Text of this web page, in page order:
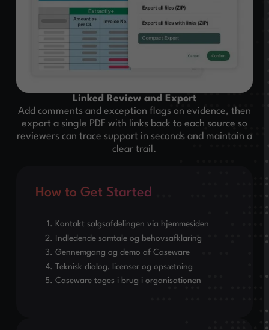
Linked Review and Export
Add comments and exception flags on evidence, then
export a single PDF with links back to each source so
reviewers can trace support in seconds and maintain a
clear trail.
How to Get Started
Kontakt salgsafdelingen via hjemmesiden
Indledende samtale og behovsafklaring
Gennemgang og demo af Caseware
Teknisk dialog, licenser og opsætning
Caseware tages i brug i organisationen